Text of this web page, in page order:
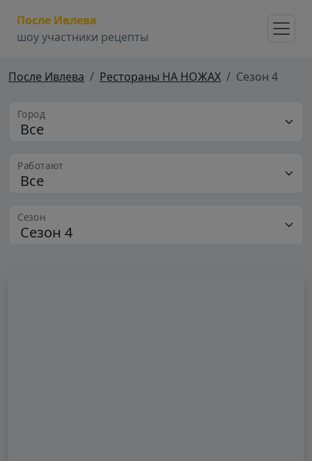
После Ивлева
шоу участники рецепты
После Ивлева Рестораны НА НОЖАХ Сезон 4
Город
Работают
Сезон